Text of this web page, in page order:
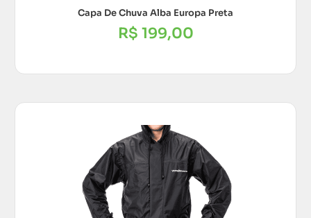
Capa De Chuva Alba Europa Preta
R$ 199,00